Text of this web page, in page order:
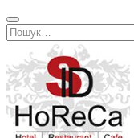
Перейти
к
содержимому
Искать: